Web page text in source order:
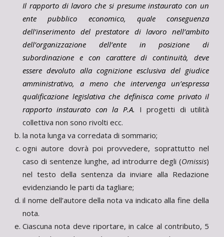
Il rapporto di lavoro che si presume instaurato con un
ente pubblico economico, quale conseguenza
dell’inserimento del prestatore di lavoro nell’ambito
dell’organizzazione dell’ente in posizione di
subordinazione e con carattere di continuità, deve
essere devoluto alla cognizione esclusiva del giudice
amministrativo, a meno che intervenga un’espressa
qualificazione legislativa che definisca come privato il
rapporto instaurato con la P.A. I progetti di utilità
collettiva non sono rivolti ecc.
la nota lunga va corredata di sommario;
ogni autore dovrà poi provvedere, soprattutto nel
caso di sentenze lunghe, ad introdurre degli (Omissis)
nel testo della sentenza da inviare alla Redazione
evidenziando le parti da tagliare;
il nome dell’autore della nota va indicato alla fine della
nota.
Ciascuna nota deve riportare, in calce al contributo, 5